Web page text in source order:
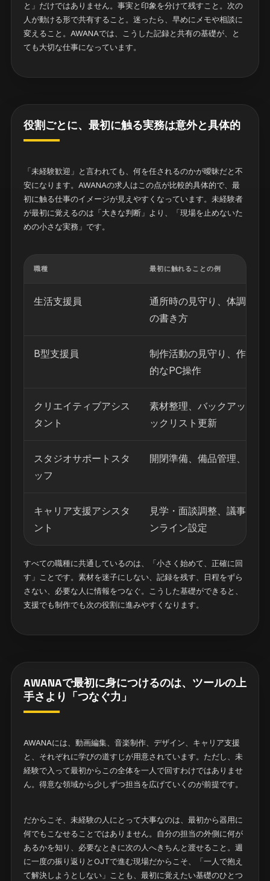
と」だけではありません。事実と印象を分けて残すこと。次の
人が動ける形で共有すること。迷ったら、早めにメモや相談に
変えること。AWANAでは、こうした記録と共有の基礎が、と
ても大切な仕事になっています。
役割ごとに、最初に触る実務は意外と具体的
「未経験歓迎」と言われても、何を任されるのかが曖昧だと不
安になります。AWANAの求人はこの点が比較的具体的で、最
初に触る仕事のイメージが見えやすくなっています。未経験者
が最初に覚えるのは「大きな判断」より、「現場を止めないた
めの小さな実務」です。
職種 最初に触れることの例
生活支援員
通所時の見守り、体調や生
の書き方
B型支援員
制作活動の見守り、作品整
的なPC操作
クリエイティブアシス
タント
素材整理、バックアップ、
ックリスト更新
スタジオサポートスタ
ッフ
開閉準備、備品管理、ロ
キャリア支援アシスタ
ント
見学・面談調整、議事録
ンライン設定
すべての職種に共通しているのは、「小さく始めて、正確に回
す」ことです。素材を迷子にしない、記録を残す、日程をずら
さない、必要な人に情報をつなぐ。こうした基礎ができると、
支援でも制作でも次の役割に進みやすくなります。
AWANAで最初に身につけるのは、ツールの上
手さより「つなぐ力」
AWANAには、動画編集、音楽制作、デザイン、キャリア支援
と、それぞれに学びの道すじが用意されています。ただし、未
経験で入って最初からこの全体を一人で回すわけではありませ
ん。得意な領域から少しずつ担当を広げていくのが前提です。
だからこそ、未経験の人にとって大事なのは、最初から器用に
何でもこなせることではありません。自分の担当の外側に何が
あるかを知り、必要なときに次の人へきちんと渡せること。週
に一度の振り返りとOJTで進む現場だからこそ、「一人で抱え
て解決しようとしない」ことも、最初に覚えたい基礎のひとつ